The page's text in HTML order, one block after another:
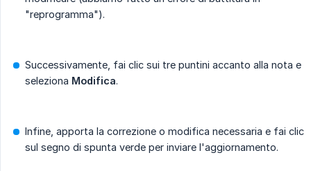
"reprogramma").
Successivamente, fai clic sui tre puntini accanto alla nota e
seleziona Modifica.
Infine, apporta la correzione o modifica necessaria e fai clic
sul segno di spunta verde per inviare l'aggiornamento.